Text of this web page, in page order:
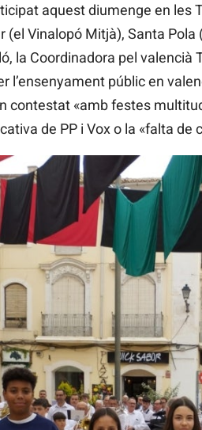
aquest diumenge en les
(el Vinalopó Mitjà), Santa
la Coordinadora pel valencià
l’ensenyament públic en
contestat «amb festes
de PP i Vox o la «falta de